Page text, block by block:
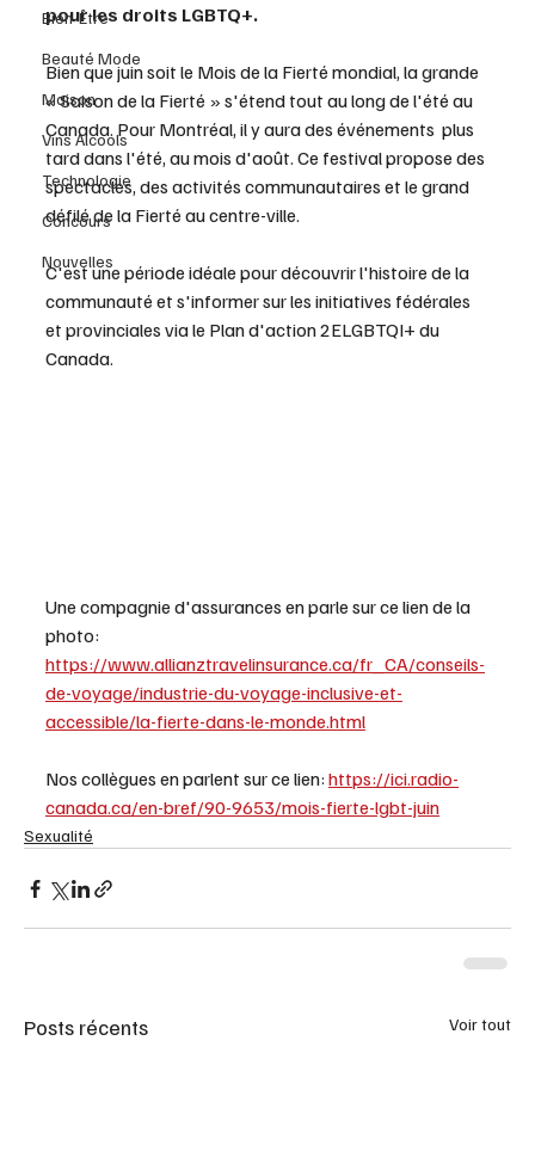
Bien-Être
Beauté Mode
Maison
Vins Alcools
Technologie
Concours
Nouvelles
pour les droits LGBTQ+.
Bien que juin soit le Mois de la Fierté mondial, la grande
« Saison de la Fierté » s'étend tout au long de l'été au
Canada. Pour Montréal, il y aura des événements  plus
tard dans l'été, au mois d'août. Ce festival propose des
spectacles, des activités communautaires et le grand
défilé de la Fierté au centre-ville.
C'est une période idéale pour découvrir l'histoire de la
communauté et s'informer sur les initiatives fédérales
et provinciales via le Plan d'action 2ELGBTQI+ du
Canada.
Une compagnie d'assurances en parle sur ce lien de la
photo:
https://www.allianztravelinsurance.ca/fr_CA/conseils-
de-voyage/industrie-du-voyage-inclusive-et-
accessible/la-fierte-dans-le-monde.html
Nos collègues en parlent sur ce lien: https://ici.radio-
canada.ca/en-bref/90-9653/mois-fierte-lgbt-juin
Sexualité
Posts récents Voir tout